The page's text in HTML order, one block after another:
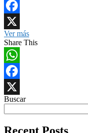
WhatsApp
Facebook
X
Ver más
Share This
WhatsApp
Facebook
X
Buscar
Recent Posts